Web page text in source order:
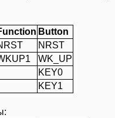
Button
NRST
WK_UP
KEY0
KEY1